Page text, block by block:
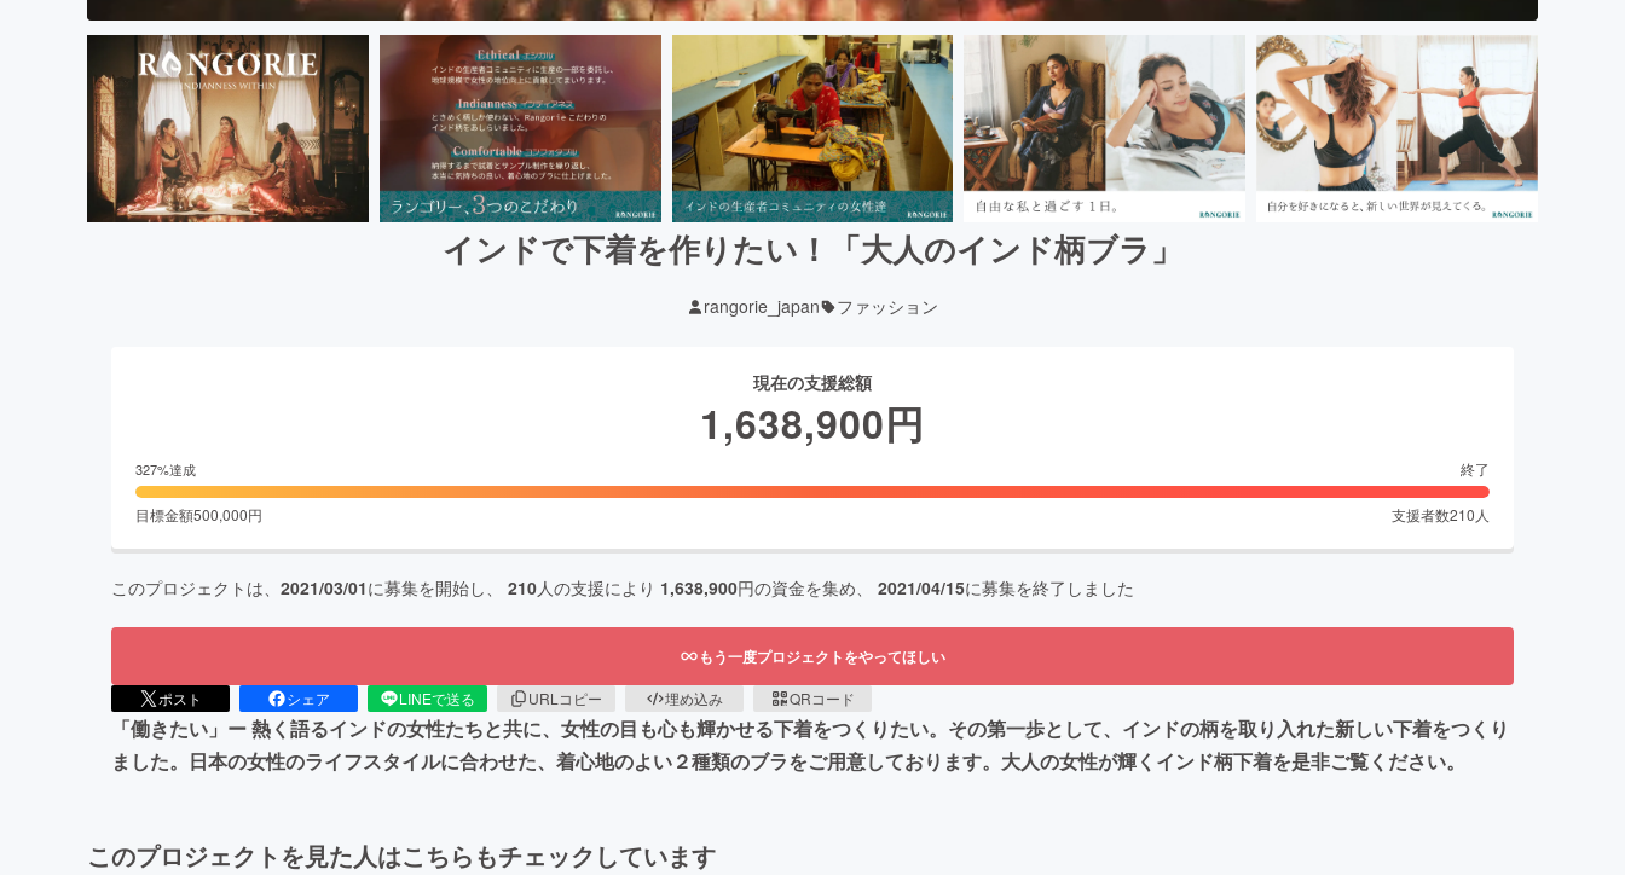
インドで下着を作りたい！「大人のインド柄ブラ」
rangorie_japan ファッション
現在の支援総額
1,638,900円
327%達成 終了
目標金額500,000円 支援者数210 人
このプロジェクトは、 2021/03/01に募集を開始し、 210人の支援により 1,638,900円の資金を集め、 2021/04/15に募集を終了しました
もう一度プロジェクトをやってほしい
ポスト シェア LINEで送る URLコピー 埋め込み QRコード
「働きたい」ー 熱く語るインドの女性たちと共に、女性の目も心も輝かせる下着をつくりたい。その第一歩として、インドの柄を取り入れた新しい下着をつくり
ました。日本の女性のライフスタイルに合わせた、着心地のよい２種類のブラをご用意しております。大人の女性が輝くインド柄下着を是非ご覧ください。
このプロジェクトを見た人はこちらもチェックしています